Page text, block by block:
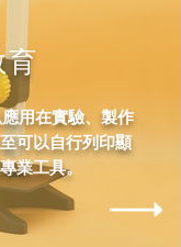
育
用在實驗、製作
可以自行列印顯
業工具。